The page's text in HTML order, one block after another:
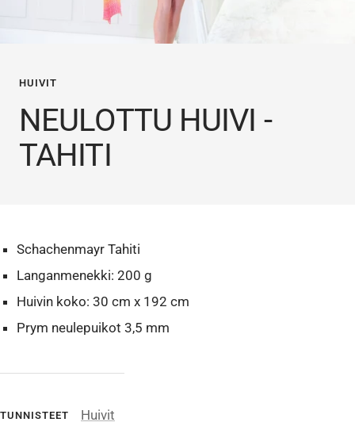
HUIVIT
NEULOTTU HUIVI -
TAHITI
TUNNISTEET Huivit
Schachenmayr Tahiti
Langanmenekki: 200 g
Huivin koko: 30 cm x 192 cm
Prym neulepuikot 3,5 mm